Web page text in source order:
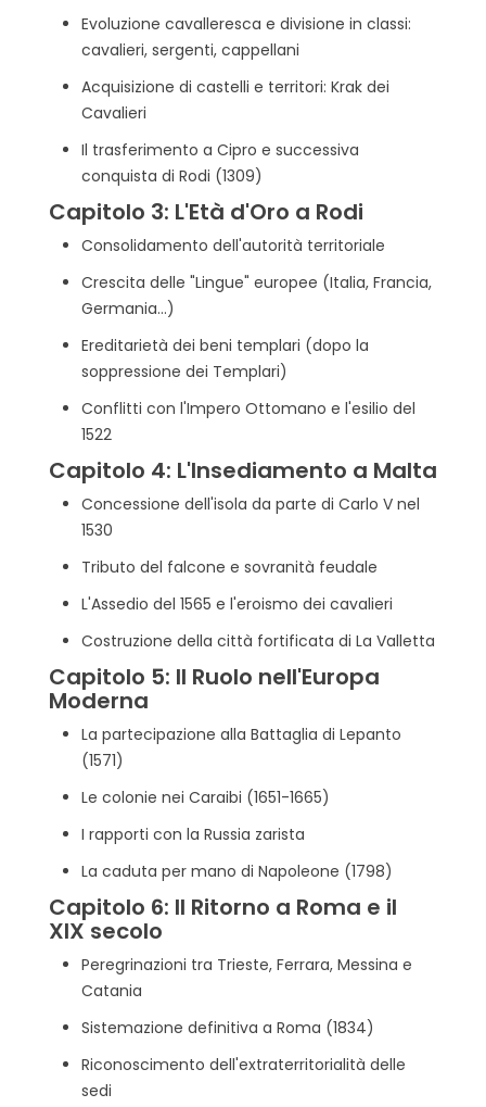
Evoluzione cavalleresca e divisione in classi:
cavalieri, sergenti, cappellani
Acquisizione di castelli e territori: Krak dei
Cavalieri
Il trasferimento a Cipro e successiva
conquista di Rodi (1309)
Capitolo 3: L'Età d'Oro a Rodi
Consolidamento dell'autorità territoriale
Crescita delle "Lingue" europee (Italia, Francia,
Germania...)
Ereditarietà dei beni templari (dopo la
soppressione dei Templari)
Conflitti con l'Impero Ottomano e l'esilio del
1522
Capitolo 4: L'Insediamento a Malta
Concessione dell'isola da parte di Carlo V nel
1530
Tributo del falcone e sovranità feudale
L'Assedio del 1565 e l'eroismo dei cavalieri
Costruzione della città fortificata di La Valletta
Capitolo 5: Il Ruolo nell'Europa
Moderna
La partecipazione alla Battaglia di Lepanto
(1571)
Le colonie nei Caraibi (1651-1665)
I rapporti con la Russia zarista
La caduta per mano di Napoleone (1798)
Capitolo 6: Il Ritorno a Roma e il
XIX secolo
Peregrinazioni tra Trieste, Ferrara, Messina e
Catania
Sistemazione definitiva a Roma (1834)
Riconoscimento dell'extraterritorialità delle
sedi